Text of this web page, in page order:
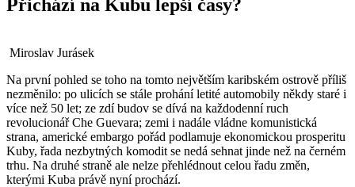
Přichází na Kubu lepší časy?
Miroslav Jurásek
Na první pohled se toho na tomto největším karibském ostrově příliš
nezměnilo: po ulicích se stále prohání letité automobily někdy staré i
více než 50 let; ze zdí budov se dívá na každodenní ruch
revolucionář Che Guevara; zemi i nadále vládne komunistická
strana, americké embargo pořád podlamuje ekonomickou prosperitu
Kuby, řada nezbytných komodit se nedá sehnat jinde než na černém
trhu. Na druhé straně ale nelze přehlédnout celou řadu změn,
kterými Kuba právě nyní prochází.